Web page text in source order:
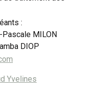
:
Pascale MILON
DIOP
Yvelines